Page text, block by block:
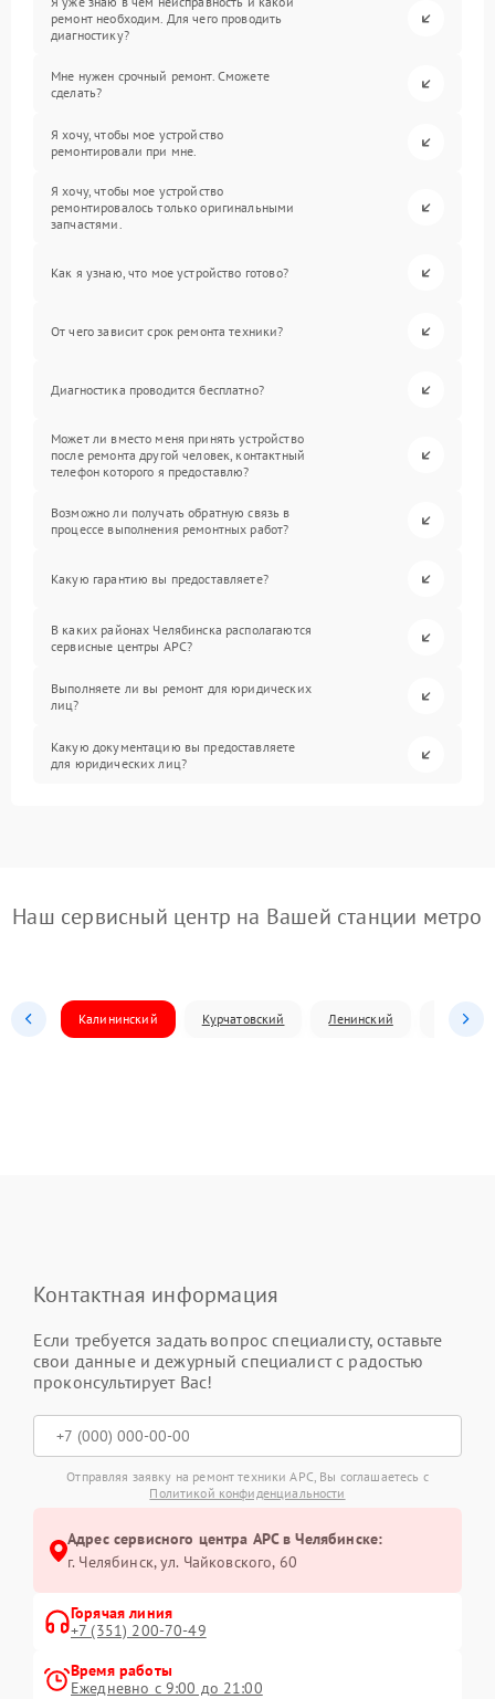
ремонт необходим. Для чего проводить
диагностику?
Мне нужен срочный ремонт. Сможете
сделать?
Я хочу, чтобы мое устройство
ремонтировали при мне.
Я хочу, чтобы мое устройство
ремонтировалось только оригинальными
запчастями.
Как я узнаю, что мое устройство готово?
От чего зависит срок ремонта техники?
Диагностика проводится бесплатно?
Может ли вместо меня принять устройство
после ремонта другой человек, контактный
телефон которого я предоставлю?
Возможно ли получать обратную связь в
процессе выполнения ремонтных работ?
Какую гарантию вы предоставляете?
В каких районах Челябинска располагаются
сервисные центры APC?
Выполняете ли вы ремонт для юридических
лиц?
Какую документацию вы предоставляете
для юридических лиц?
Наш сервисный центр на Вашей станции метро
Калининский Курчатовский Ленинский
Контактная информация
Если требуется задать вопрос специалисту, оставьте
свои данные и дежурный специалист с радостью
проконсультирует Вас!
Отправляя заявку на ремонт техники APC, Вы соглашаетесь с
Политикой конфиденциальности
Адрес сервисного центра APC в Челябинске:
г. Челябинск, ул. Чайковского, 60
Горячая линия
+7 (351) 200-70-49
Время работы
Ежедневно с 9:00 до 21:00